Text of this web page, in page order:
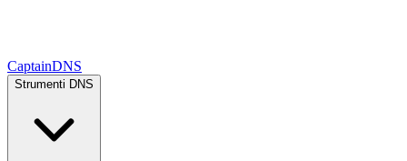
CaptainDNS
Strumenti DNS